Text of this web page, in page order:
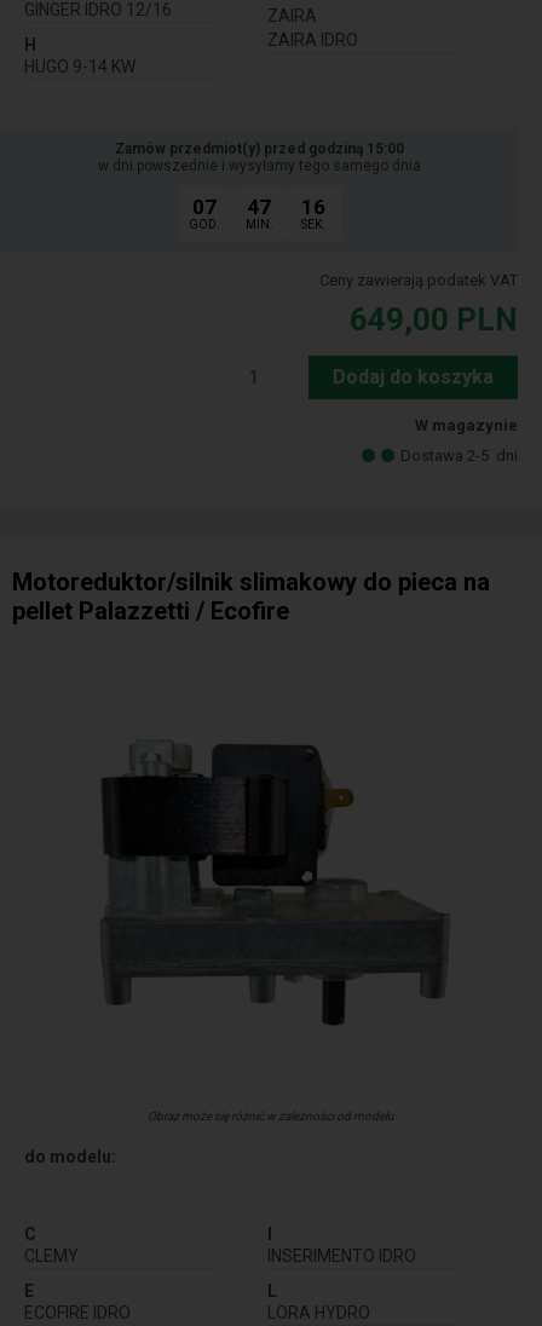
GINGER IDRO 12/16
H
HUGO 9-14 KW
ZAIRA
ZAIRA IDRO
Zamów przedmiot(y) przed godziną 15:00
w dni powszednie i wysyłamy tego samego dnia
07
GOD.
47
MIN.
14
SEK.
Ceny zawierają podatek VAT
649,00 PLN
Dodaj do koszyka
W magazynie
Dostawa 2-5 dni
Motoreduktor/silnik slimakowy do pieca na
pellet Palazzetti / Ecofire
Obraz może się różnić w zależności od modelu
do modelu:
C
CLEMY
E
ECOFIRE IDRO
INSERIMENTO IDRO
L
LORA HYDRO